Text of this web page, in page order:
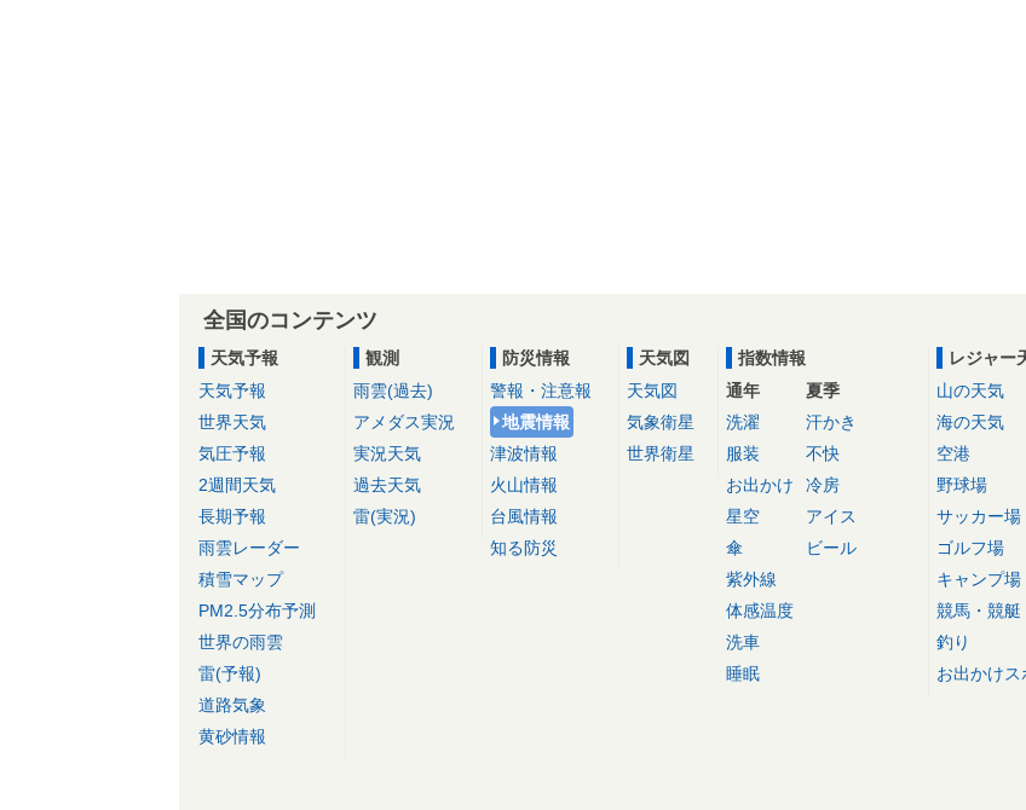
全国のコンテンツ
天気予報
天気予報
世界天気
気圧予報
2週間天気
長期予報
雨雲レーダー
積雪マップ
PM2.5分布予測
世界の雨雲
雷(予報)
道路気象
黄砂情報
観測
雨雲(過去)
アメダス実況
実況天気
過去天気
雷(実況)
防災情報
警報・注意報
地震情報
津波情報
火山情報
台風情報
知る防災
天気図
天気図
気象衛星
世界衛星
指数情報
通年
洗濯
服装
お出かけ
星空
傘
紫外線
体感温度
洗車
睡眠
夏季
汗かき
不快
冷房
アイス
ビール
レジャー
山の天気
海の天気
空港
野球場
サッカー場
ゴルフ場
キャンプ場
競馬・競艇
釣り
お出かけ